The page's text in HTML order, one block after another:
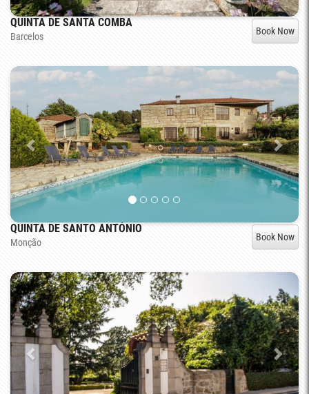
QUINTA DE SANTA COMBA
Barcelos Book Now
QUINTA DE SANTO ANTÓNIO
Monção Book Now